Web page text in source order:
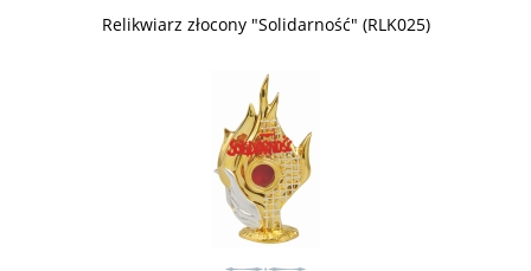
Relikwiarz złocony "Solidarność" (RLK025)